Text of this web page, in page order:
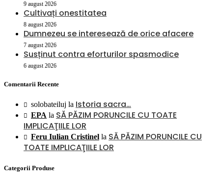
9 august 2026
Cultivați onestitatea
8 august 2026
Dumnezeu se interesează de orice afacere
7 august 2026
Susținut contra eforturilor spasmodice
6 august 2026
Comentarii Recente
solobateiluj la Istoria sacra…
EPA la SĂ PĂZIM PORUNCILE CU TOATE
IMPLICAŢIILE LOR
Feru Iulian Cristinel la SĂ PĂZIM PORUNCILE CU
TOATE IMPLICAŢIILE LOR
Categorii Produse